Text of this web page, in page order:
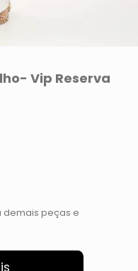
Vip Reserva
peças e